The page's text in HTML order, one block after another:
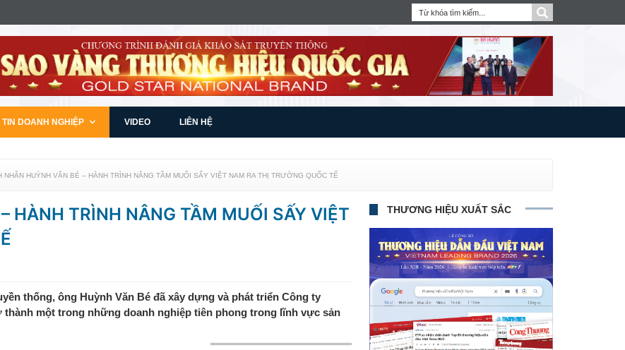
TIN DOANH NGHIỆP VIDEO LIÊN HỆ
NHÂN HUỲNH VĂN BÉ – HÀNH TRÌNH NÂNG TẦM MUỐI SẤY VIỆT NAM RA THỊ TRƯỜNG QUỐC TẾ
HÀNH TRÌNH NÂNG TẦM MUỐI SẤY VIỆT
thống, ông Huỳnh Văn Bé đã xây dựng và phát triển Công ty
thành một trong những doanh nghiệp tiên phong trong lĩnh vực sản
THƯƠNG HIỆU XUẤT SẮC